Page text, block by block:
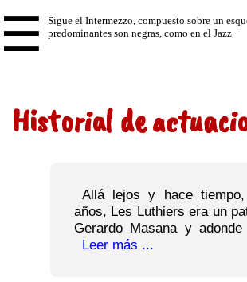
☰
Historial de
Allá lejos y hace
años, Les Luthiers era un
Gerardo Masana y
Leer más ...